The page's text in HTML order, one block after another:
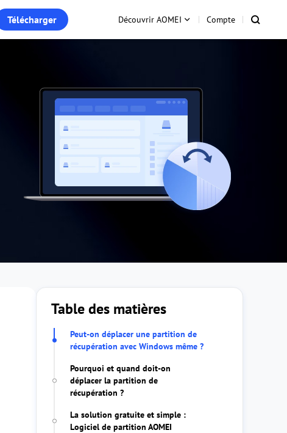
Télécharger Découvrir AOMEI Compte
Table des matières
Peut-on déplacer une partition de
récupération avec Windows même ?
Pourquoi et quand doit-on
déplacer la partition de
récupération ?
La solution gratuite et simple :
Logiciel de partition AOMEI